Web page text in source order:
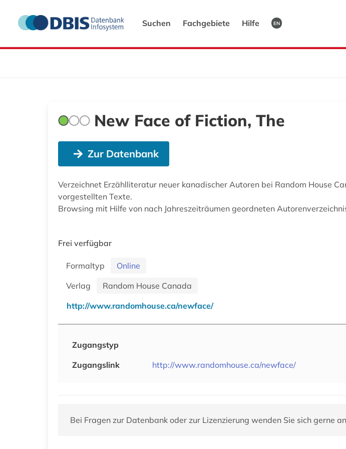
Suchen Fachgebiete Hilfe EN
New Face of Fiction, The
Zur Datenbank
Verzeichnet Erzählliteratur neuer kanadischer Autoren bei Random House
vorgestellten Texte.
Browsing mit Hilfe von nach Jahreszeiträumen geordneten
Frei verfügbar
Formaltyp
Online
Verlag
Random House Canada
http://www.randomhouse.ca/newface/
Zugangstyp
Zugangslink
http://www.randomhouse.ca/newface/
Bei Fragen zur Datenbank oder zur Lizenzierung wenden Sie sich gerne an